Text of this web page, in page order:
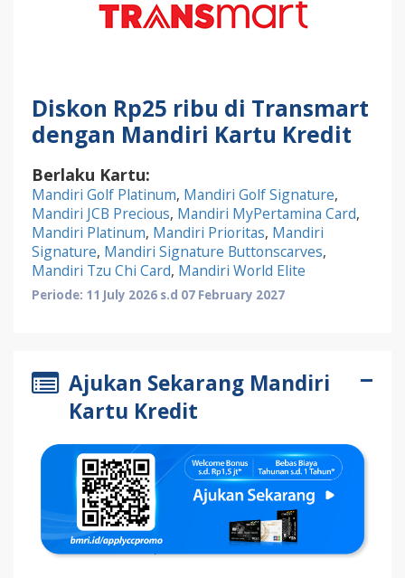
Diskon Rp25 ribu di Transmart
dengan Mandiri Kartu Kredit
Berlaku Kartu:
Mandiri Golf Platinum, Mandiri Golf Signature,
Mandiri JCB Precious, Mandiri MyPertamina Card,
Mandiri Platinum, Mandiri Prioritas, Mandiri
Signature, Mandiri Signature Buttonscarves,
Mandiri Tzu Chi Card, Mandiri World Elite
Periode: 11 July 2026 s.d 07 February 2027
Ajukan Sekarang Mandiri
Kartu Kredit